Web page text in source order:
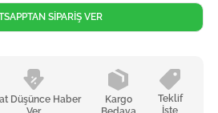
Düşünce Haber
Kargo
Teklif
İste
SİPARİŞ VER